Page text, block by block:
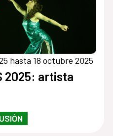
hasta 18 octubre 2025
2025: artista